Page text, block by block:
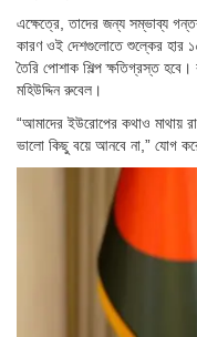
এক্ষেত্রে, তাদের জন্য সম্ভাব্য
কারণ ওই দেশগুলোতে শুল্কের হার
তৈরি পোশাক শিল্প ক্ষতিগ্রস্ত
মহিউদ্দিন রুবেল।
“আমাদের ইউরোপের কথাও মাথায়
ভালো কিছু বয়ে আনবে না,” যোগ